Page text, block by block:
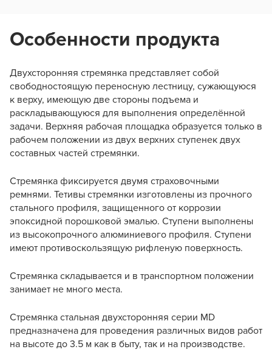
Особенности продукта
Двухсторонняя стремянка представляет собой
свободностоящую переносную лестницу, сужающуюся
к верху, имеющую две стороны подъема и
раскладывающуюся для выполнения определённой
задачи. Верхняя рабочая площадка образуется только в
рабочем положении из двух верхних ступенек двух
составных частей стремянки.
Стремянка фиксируется двумя страховочными
ремнями. Тетивы стремянки изготовлены из прочного
стального профиля, защищенного от коррозии
эпоксидной порошковой эмалью. Ступени выполнены
из высокопрочного алюминиевого профиля. Ступени
имеют противоскользящую рифленую поверхность.
Стремянка складывается и в транспортном положении
занимает не много места.
Стремянка стальная двухсторонняя серии МD
предназначена для проведения различных видов работ
на высоте до 3.5 м как в быту, так и на производстве.